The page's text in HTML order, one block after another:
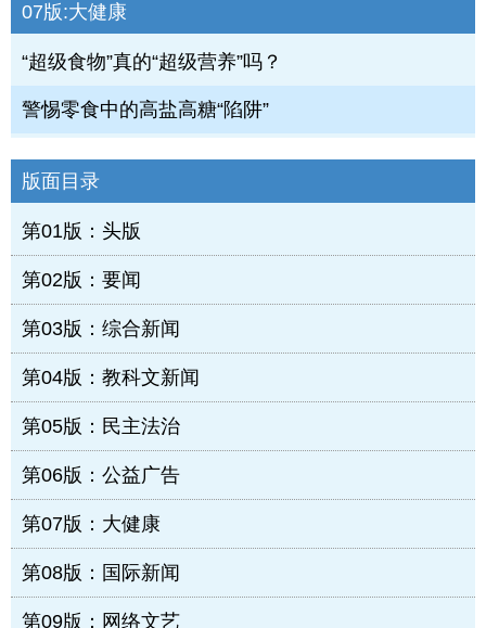
07版:大健康
“超级食物”真的“超级营养”吗？
警惕零食中的高盐高糖“陷阱”
版面目录
第01版：头版
第02版：要闻
第03版：综合新闻
第04版：教科文新闻
第05版：民主法治
第06版：公益广告
第07版：大健康
第08版：国际新闻
第09版：网络文艺